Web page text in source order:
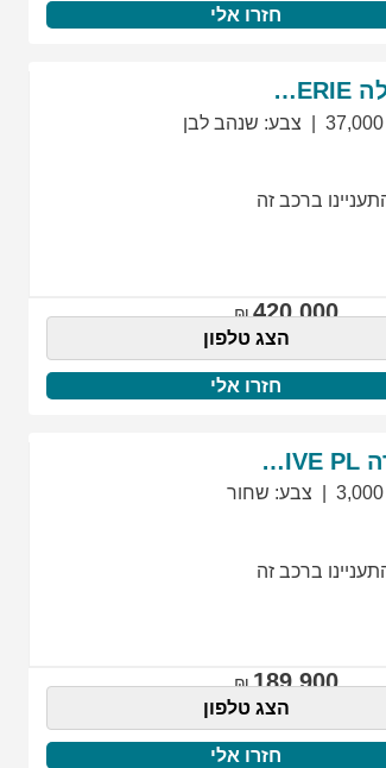
חזרו אלי
PRIMASERIE
37,000 צבע: שנהב לבן
ברכב זה
420,000
הצג טלפון
חזרו אלי
EXCLUSIVE PL
3,000 צבע: שחור
ברכב זה
189,900
הצג טלפון
חזרו אלי